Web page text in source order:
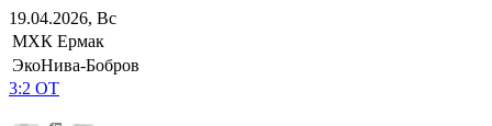
19.04.2026, Вс
МХК Ермак
ЭкоНива-Бобров
3:2 ОТ